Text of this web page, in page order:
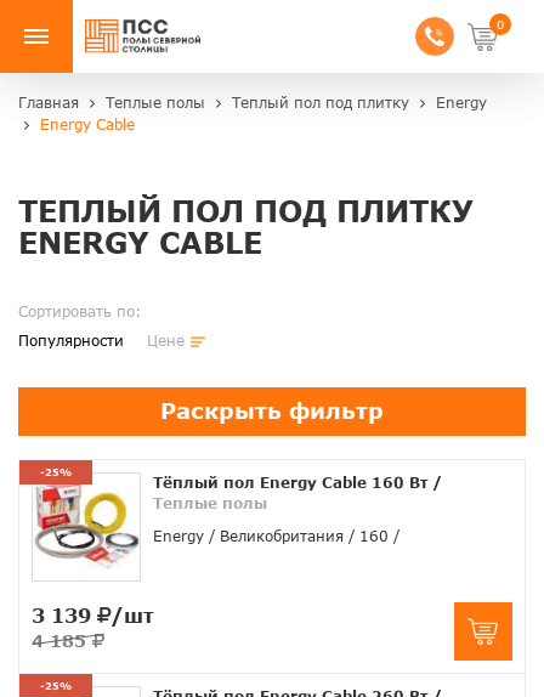
0
Главная Теплые полы Теплый пол под плитку
Energy
Energy Cable
ТЕПЛЫЙ ПОЛ ПОД ПЛИТКУ
ENERGY CABLE
Сортировать по:
Популярности
Цене
Раскрыть фильтр
-25%
Тёплый пол Energy Cable 160 Вт/
Теплые полы
Energy
Великобритания 160
3 139 /шт
4 185
-25%